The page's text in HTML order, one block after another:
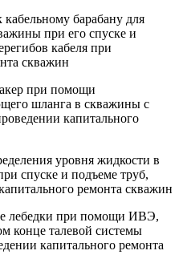
барабану для
при его спуске и
кабеля при
скважин
при помощи
шланга в скважины с
капитального
уровня жидкости в
спуске и подъеме труб,
ремонта скважин
лебедки при помощи ИВЭ,
конце талевой системы
капитального ремонта